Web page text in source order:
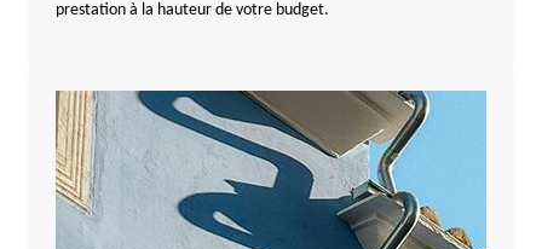
prestation à la hauteur de votre budget.